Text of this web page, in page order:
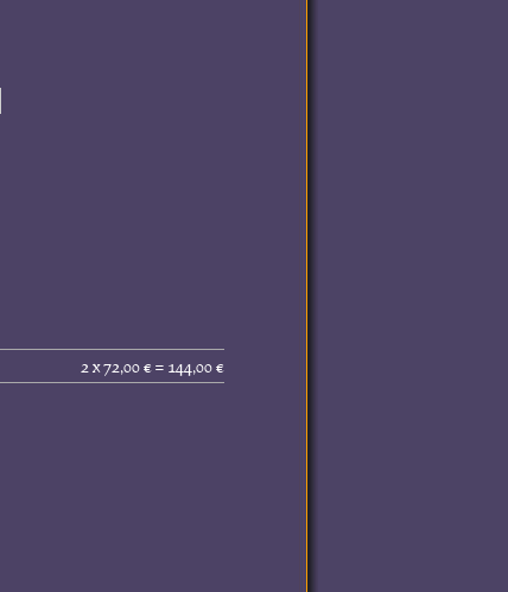
2 x 72,00 € = 144,00 €(inkl.